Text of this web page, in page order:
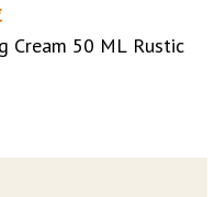
Cream 50 ML Rustic